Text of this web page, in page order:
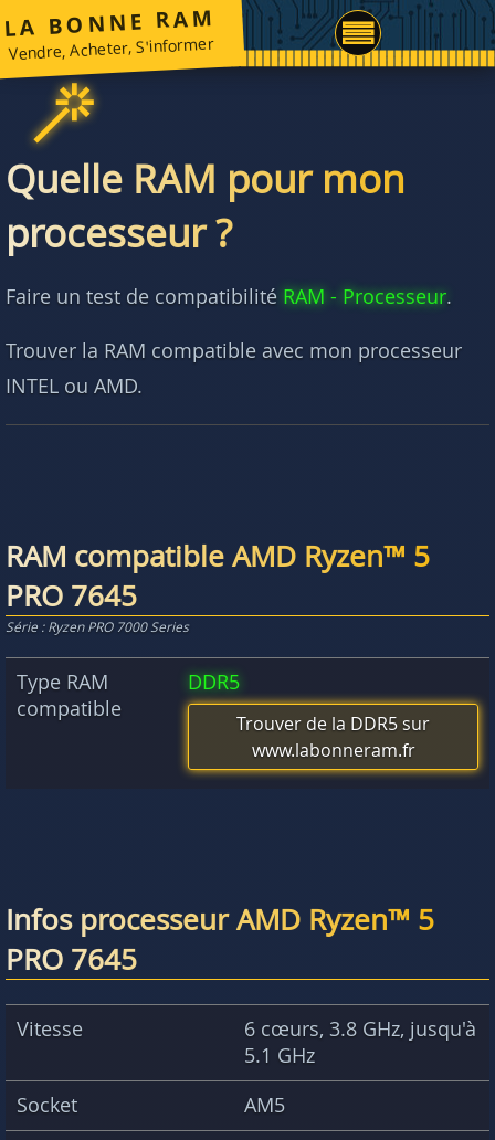
LA BONNE RAM
Vendre, Acheter, S'informer
Quelle RAM pour mon
processeur ?
Faire un test de compatibilité RAM - Processeur.
Trouver la RAM compatible avec mon processeur
INTEL ou AMD.
RAM compatible AMD Ryzen™ 5
PRO 7645
Série : Ryzen PRO 7000 Series
Type RAM
compatible
DDR5
Trouver de la DDR5 sur
www.labonneram.fr
Infos processeur AMD Ryzen™ 5
PRO 7645
Vitesse
6 cœurs, 3.8 GHz, jusqu'à
5.1 GHz
Socket
AM5